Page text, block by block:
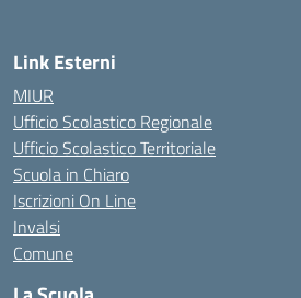
Link Esterni
MIUR
Ufficio Scolastico Regionale
Ufficio Scolastico Territoriale
Scuola in Chiaro
Iscrizioni On Line
Invalsi
Comune